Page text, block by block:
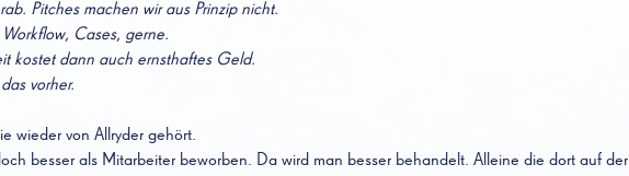
Pitches machen wir aus Prinzip nicht.
Cases, gerne.
kostet dann auch ernsthaftes Geld.
vorher.
wieder von Allryder gehört.
besser als Mitarbeiter beworben. Da wird man besser behandelt. Alleine die dort auf der